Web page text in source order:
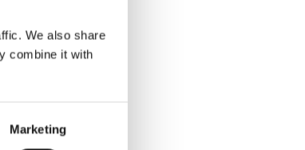
We also share
combine it with
Marketing
Lei